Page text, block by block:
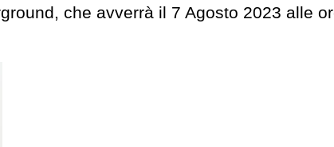
che avverrà il 7 Agosto 2023 alle